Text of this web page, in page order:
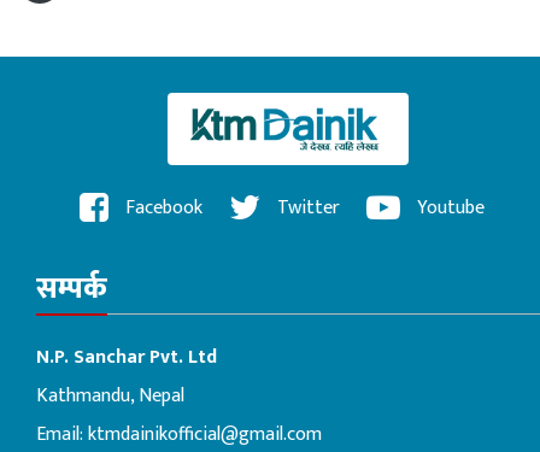
Facebook Twitter Youtube
सम्पर्क
N.P. Sanchar Pvt. Ltd
Kathmandu, Nepal
Email:ktmdainikofficial@gmail.com